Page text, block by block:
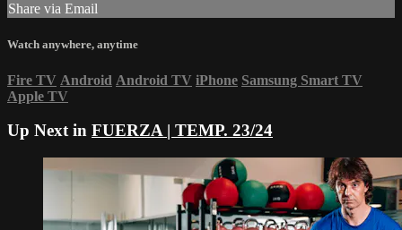
Share via Email
Watch anywhere, anytime
Fire TV Android Android TV iPhone Samsung Smart TV
Apple TV
Up Next in FUERZA | TEMP. 23/24